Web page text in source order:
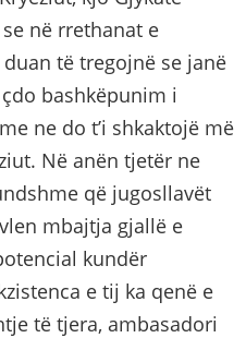
në rrethanat e
të tregojnë se janë
bashkëpunim i
ne do t’i shkaktojë më
Në anën tjetër ne
që jugosllavët
mbajtja gjallë e
kundër
e tij ka qenë e
të tjera, ambasadori